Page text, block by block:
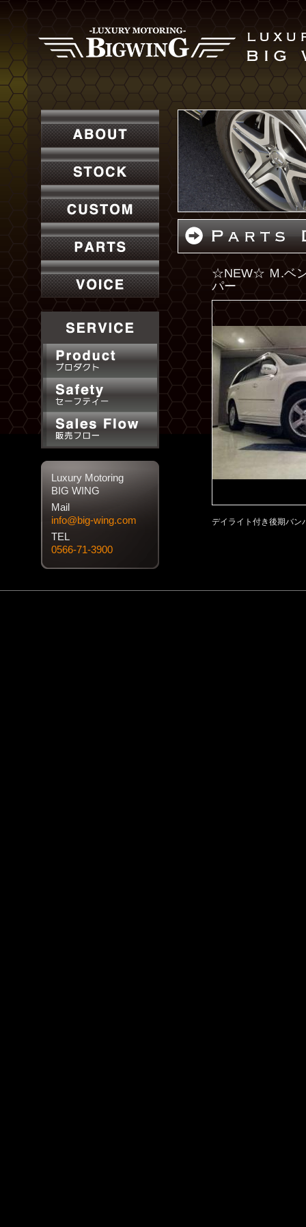
☆NEW☆ Ｍ.ベ
パー
デイライト付き後期バ
Luxury Motoring
BIG WING
Mail
info@big-wing.com
TEL
0566-71-3900